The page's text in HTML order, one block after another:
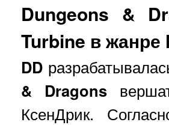
Dungeons &
Turbine в жанре
DD
& Dragons
КсенДрик.